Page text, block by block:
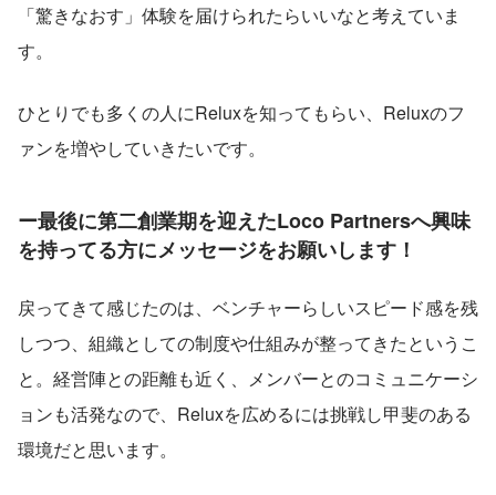
「驚きなおす」体験を届けられたらいいなと考えていま
す。
ひとりでも多くの人にReluxを知ってもらい、Reluxのフ
ァンを増やしていきたいです。
ー最後に第二創業期を迎えたLoco Partnersへ興味
を持ってる方にメッセージをお願いします！
戻ってきて感じたのは、ベンチャーらしいスピード感を残
しつつ、組織としての制度や仕組みが整ってきたというこ
と。経営陣との距離も近く、メンバーとのコミュニケーシ
ョンも活発なので、Reluxを広めるには挑戦し甲斐のある
環境だと思います。